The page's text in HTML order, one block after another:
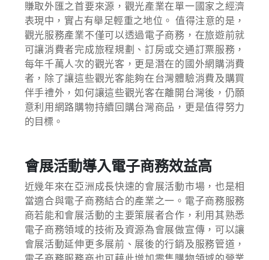
賺取外匯之首要來源，觀光產業在單一國家之經濟
表現中，實占有舉足輕重之地位。 值得注意的是，
觀光服務產業不僅可以透過電子商務，在旅遊前就
可讓消費者完成旅程規劃、訂房或交通訂票服務，
每年千萬人次的觀光客，更是潛在的國外網購消費
者，除了讓這些觀光客能夠在台灣體驗消費及購買
伴手禮外，如何讓這些觀光客在離開台灣後，仍願
意利用網路購物持續回購台灣商品，更是值得努力
的目標。
會展活動導入電子商務效益高
近幾年來在亞洲成長快速的會展活動市場，也是相
當適合與電子商務結合的產業之一。電子商務服務
商若能和會展活動的主要策展者合作，利用其熟悉
電子商務領域的技術及資源為會展做宣傳，可以讓
會展活動延伸更多展前、展後的行銷及服務管道，